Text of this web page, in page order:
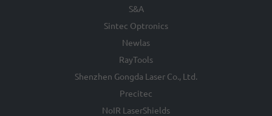
S&A
Sintec Optronics
Newlas
RayTools
Shenzhen Gongda Laser Co., Ltd.
Precitec
NoIR LaserShields